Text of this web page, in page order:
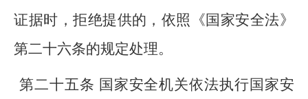
证据时，拒绝提供的，依照《国家安全法》
第二十六条的规定处理。
第二十五条 国家安全机关依法执行国家安